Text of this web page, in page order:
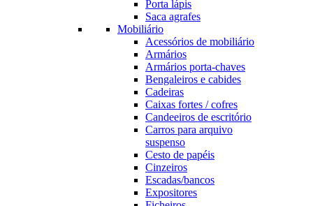
Porta lápis
Saca agrafes
Mobiliário
Acessórios de mobiliário
Armários
Armários porta-chaves
Bengaleiros e cabides
Cadeiras
Caixas fortes / cofres
Candeeiros de escritório
Carros para arquivo
suspenso
Cesto de papéis
Cinzeiros
Escadas/bancos
Expositores